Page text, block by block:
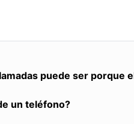
puede ser porque
un teléfono?